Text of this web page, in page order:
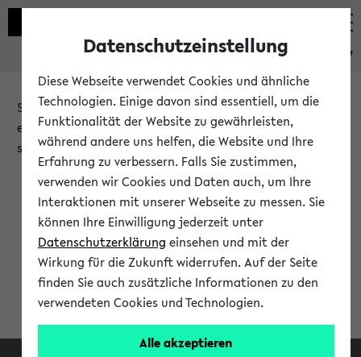
eKVV
Sie möchten auf eine eKVV Funktion zugreifen, die Ihnen
erst nach einer Anmeldung am System zur Verfügung
steht.
Bitte melden Sie sich an:
Anmeldung am eKVV
Datenschutzeinstellung
Diese Webseite verwendet Cookies und ähnliche
Technologien. Einige davon sind essentiell, um die
Funktionalität der Website zu gewährleisten,
während andere uns helfen, die Website und Ihre
Erfahrung zu verbessern. Falls Sie zustimmen,
verwenden wir Cookies und Daten auch, um Ihre
Interaktionen mit unserer Webseite zu messen. Sie
können Ihre Einwilligung jederzeit unter
Datenschutzerklärung einsehen und mit der
Wirkung für die Zukunft widerrufen. Auf der Seite
finden Sie auch zusätzliche Informationen zu den
verwendeten Cookies und Technologien.
Alle akzeptieren